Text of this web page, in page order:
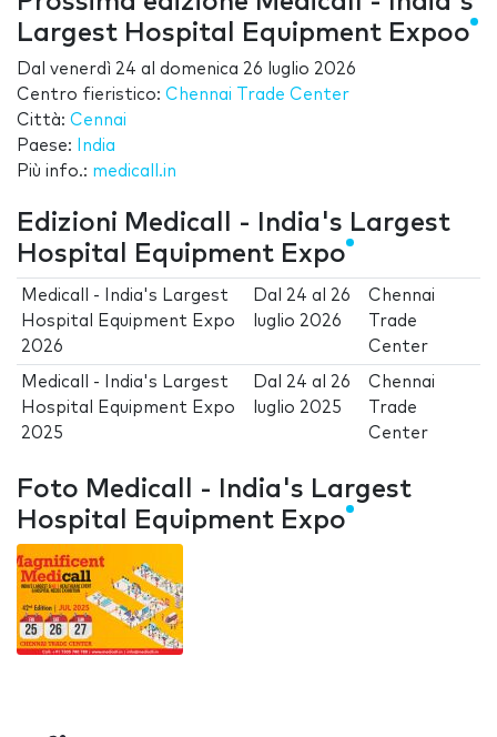
Largest Hospital Equipment Expoo
Dal venerdì 24 al domenica 26 luglio 2026
Centro fieristico: Chennai Trade Center
Città: Cennai
Paese:
India
Più info.: medicall.in
Edizioni Medicall - India's Largest
Hospital Equipment Expo
Medicall - India's Largest
Hospital Equipment Expo
2026
Dal 24 al 26
luglio 2026
Chennai
Trade
Center
Medicall - India's Largest
Hospital Equipment Expo
2025
Dal 24 al 26
luglio 2025
Chennai
Trade
Center
Foto Medicall - India's Largest
Hospital Equipment Expo